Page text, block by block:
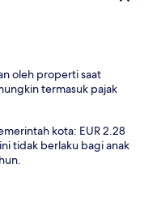
oleh properti saat
termasuk pajak
kota: EUR 2.28
tidak berlaku bagi anak